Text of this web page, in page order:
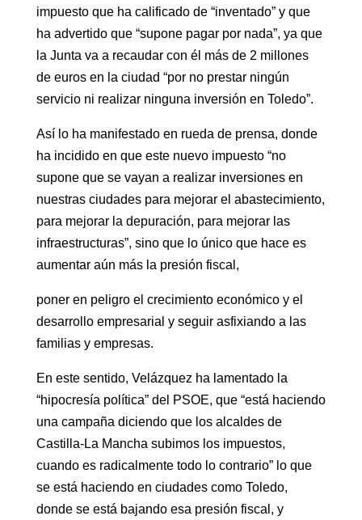
impuesto que ha calificado de “inventado” y que
ha advertido que “supone pagar por nada”, ya que
la Junta va a recaudar con él más de 2 millones
de euros en la ciudad “por no prestar ningún
servicio ni realizar ninguna inversión en Toledo”.
Así lo ha manifestado en rueda de prensa, donde
ha incidido en que este nuevo impuesto “no
supone que se vayan a realizar inversiones en
nuestras ciudades para mejorar el abastecimiento,
para mejorar la depuración, para mejorar las
infraestructuras”, sino que lo único que hace es
aumentar aún más la presión fiscal,
poner en peligro el crecimiento económico y el
desarrollo empresarial y seguir asfixiando a las
familias y empresas.
En este sentido, Velázquez ha lamentado la
“hipocresía política” del PSOE, que “está haciendo
una campaña diciendo que los alcaldes de
Castilla-La Mancha subimos los impuestos,
cuando es radicalmente todo lo contrario” lo que
se está haciendo en ciudades como Toledo,
donde se está bajando esa presión fiscal, y